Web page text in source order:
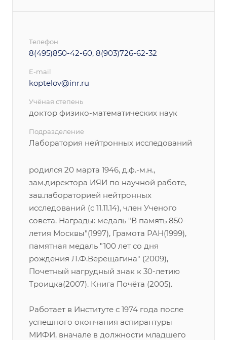
Телефон
8(495)850-42-60, 8(903)726-62-32
E-mail
koptelov@inr.ru
Учёная степень
доктор физико-математических наук
Подразделение
Лаборатория нейтронных исследований
родился 20 марта 1946, д.ф.-м.н.,
зам.директора ИЯИ по научной работе,
зав.лабораторией нейтронных
исследований (с 11.11.14), член Ученого
совета. Награды: медаль "В память 850-
летия Москвы"(1997), Грамота РАН(1999),
памятная медаль "100 лет со дня
рождения Л.Ф.Верещагина" (2009),
Почетный нагрудный знак к 30-летию
Троицка(2007). Книга Почёта (2005).
Работает в Институте с 1974 года после
успешного окончания аспирантуры
МИФИ, вначале в должности младшего